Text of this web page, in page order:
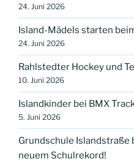
24. Juni 2026
Island-Mädels starten
24. Juni 2026
Rahlstedter Hockey und
10. Juni 2026
Islandkinder bei BMX
5. Juni 2026
Grundschule
neuem Schulrekord!